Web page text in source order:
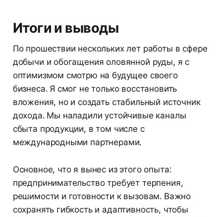
Итоги и выводы
По прошествии нескольких лет работы в сфере
добычи и обогащения оловянной руды, я с
оптимизмом смотрю на будущее своего
бизнеса. Я смог не только восстановить
вложения, но и создать стабильный источник
дохода. Мы наладили устойчивые каналы
сбыта продукции, в том числе с
международными партнерами.
Основное, что я вынес из этого опыта:
предпринимательство требует терпения,
решимости и готовности к вызовам. Важно
сохранять гибкость и адаптивность, чтобы